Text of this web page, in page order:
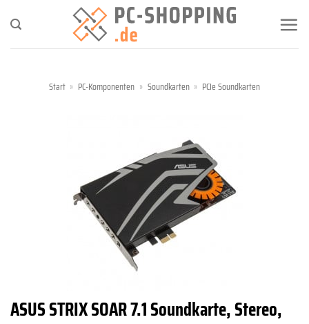
Inhalt
springen
Start » PC-Komponenten » Soundkarten » PCIe Soundkarten
ASUS STRIX SOAR 7.1 Soundkarte, Stereo,